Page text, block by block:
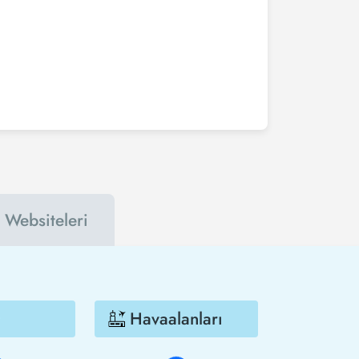
çok daha ucuza satın alabilirsiniz.
Websiteleri
Havaalanları